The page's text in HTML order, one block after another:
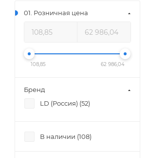
01. Розничная цена
108,85 62 986,04
Бренд
LD (Россия) (52)
В наличии (108)